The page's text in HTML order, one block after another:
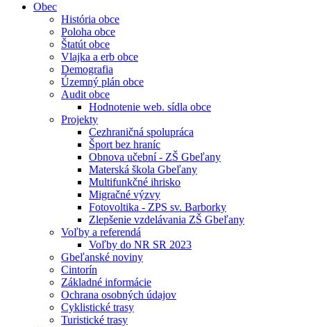
Obec
História obce
Poloha obce
Štatút obce
Vlajka a erb obce
Demografia
Územný plán obce
Audit obce
Hodnotenie web. sídla obce
Projekty
Cezhraničná spolupráca
Šport bez hraníc
Obnova učební - ZŠ Gbeľany
Materská škola Gbeľany
Multifunkčné ihrisko
Migračné výzvy
Fotovoltika - ZPS sv. Barborky
Zlepšenie vzdelávania ZŠ Gbeľany
Voľby a referendá
Voľby do NR SR 2023
Gbeľanské noviny
Cintorín
Základné informácie
Ochrana osobných údajov
Cyklistické trasy
Turistické trasy